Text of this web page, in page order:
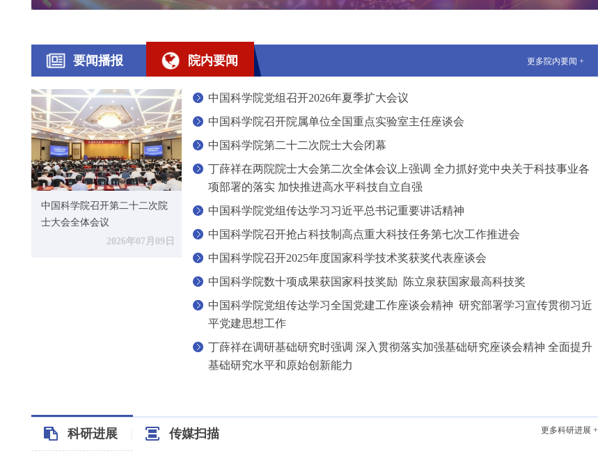
要闻播报 院内要闻 更多院内要闻 +
中国科学院召开第二十二次院
士大会全体会议
2026年07月09日
中国科学院党组召开2026年夏季扩大会议
中国科学院召开院属单位全国重点实验室主任座谈会
中国科学院第二十二次院士大会闭幕
丁薛祥在两院院士大会第二次全体会议上强调 全力抓好党中央关于科技事业各
项部署的落实 加快推进高水平科技自立自强
中国科学院党组传达学习习近平总书记重要讲话精神
中国科学院召开抢占科技制高点重大科技任务第七次工作推进会
中国科学院召开2025年度国家科学技术奖获奖代表座谈会
中国科学院数十项成果获国家科技奖励 陈立泉获国家最高科技奖
中国科学院党组传达学习全国党建工作座谈会精神 研究部署学习宣传贯彻习近
平党建思想工作
丁薛祥在调研基础研究时强调 深入贯彻落实加强基础研究座谈会精神 全面提升
基础研究水平和原始创新能力
科研进展 传媒扫描 更多科研进展 +